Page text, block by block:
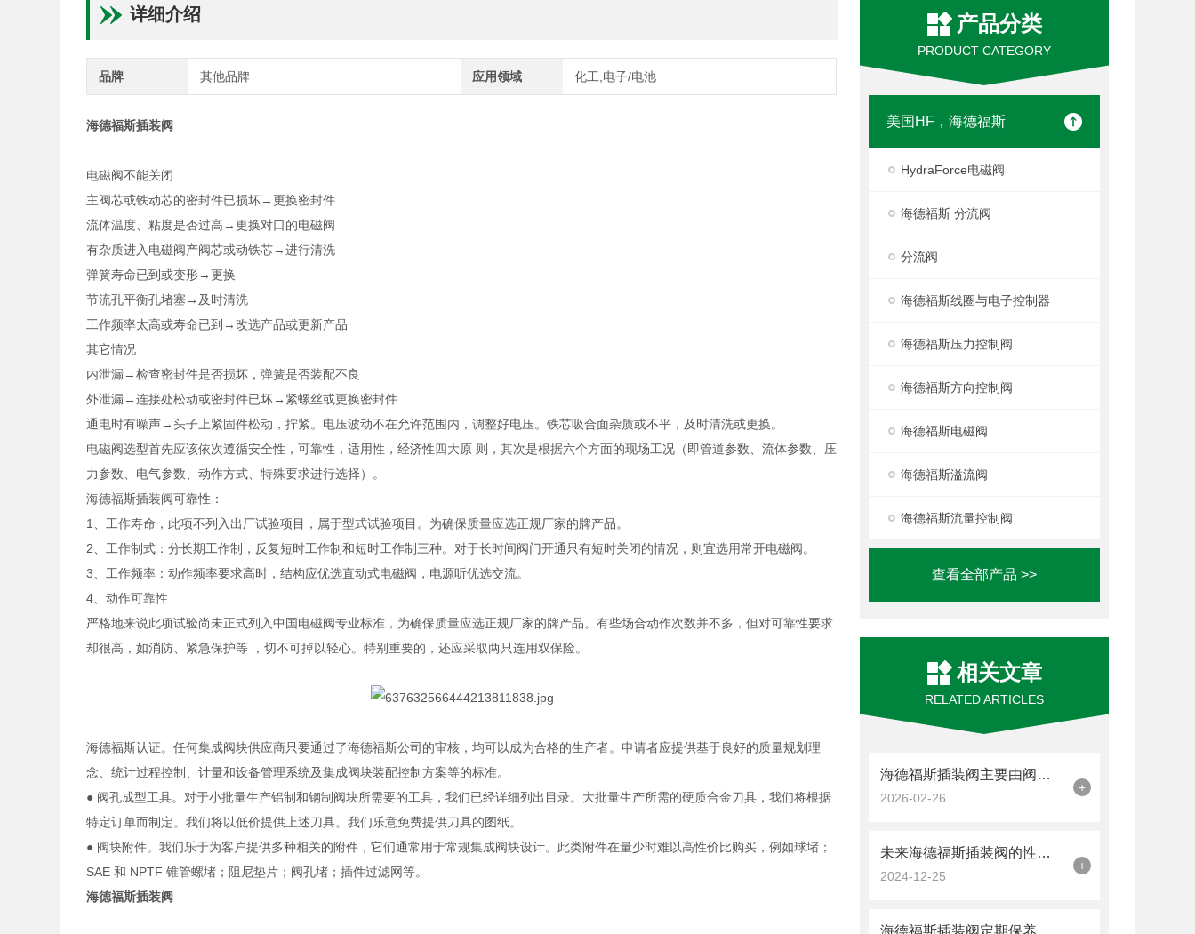
产品分类
PRODUCT CATEGORY
美国HF，海德福斯
HydraForce电磁阀
海德福斯 分流阀
分流阀
海德福斯线圈与电子控制器
海德福斯压力控制阀
海德福斯方向控制阀
海德福斯电磁阀
海德福斯溢流阀
海德福斯流量控制阀
查看全部产品 >>
相关文章
RELATED ARTICLES
海德福斯插装阀主要由阀芯、阀套、弹簧及密封圈组成
2026-02-26
+
未来海德福斯插装阀的性能和应用范围将进一步扩大
2024-12-25
+
海德福斯插装阀定期保养维护很有必要
详细介绍
品牌 其他品牌 应用领域 化工,电子/电池
海德福斯插装阀
电磁阀不能关闭
主阀芯或铁动芯的密封件已损坏→更换密封件
流体温度、粘度是否过高→更换对口的电磁阀
有杂质进入电磁阀产阀芯或动铁芯→进行清洗
弹簧寿命已到或变形→更换
节流孔平衡孔堵塞→及时清洗
工作频率太高或寿命已到→改选产品或更新产品
其它情况
内泄漏→检查密封件是否损坏，弹簧是否装配不良
外泄漏→连接处松动或密封件已坏→紧螺丝或更换密封件
通电时有噪声→头子上紧固件松动，拧紧。电压波动不在允许范围内，调整好电压。铁芯吸合面杂质或不平，及时清洗或更换。
电磁阀选型首先应该依次遵循安全性，可靠性，适用性，经济性四大原 则，其次是根据六个方面的现场工况（即管道参数、流体参数、压
力参数、电气参数、动作方式、特殊要求进行选择）。
海德福斯插装阀可靠性：
1、工作寿命，此项不列入出厂试验项目，属于型式试验项目。为确保质量应选正规厂家的牌产品。
2、工作制式：分长期工作制，反复短时工作制和短时工作制三种。对于长时间阀门开通只有短时关闭的情况，则宜选用常开电磁阀。
3、工作频率：动作频率要求高时，结构应优选直动式电磁阀，电源听优选交流。
4、动作可靠性
严格地来说此项试验尚未正式列入中国电磁阀专业标准，为确保质量应选正规厂家的牌产品。有些场合动作次数并不多，但对可靠性要求
却很高，如消防、紧急保护等 ，切不可掉以轻心。特别重要的，还应采取两只连用双保险。
海德福斯认证。任何集成阀块供应商只要通过了海德福斯公司的审核，均可以成为合格的生产者。申请者应提供基于良好的质量规划理
念、统计过程控制、计量和设备管理系统及集成阀块装配控制方案等的标准。
● 阀孔成型工具。对于小批量生产铝制和钢制阀块所需要的工具，我们已经详细列出目录。大批量生产所需的硬质合金刀具，我们将根据
特定订单而制定。我们将以低价提供上述刀具。我们乐意免费提供刀具的图纸。
● 阀块附件。我们乐于为客户提供多种相关的附件，它们通常用于常规集成阀块设计。此类附件在量少时难以高性价比购买，例如球堵；
SAE 和 NPTF 锥管螺堵；阻尼垫片；阀孔堵；插件过滤网等。
海德福斯插装阀